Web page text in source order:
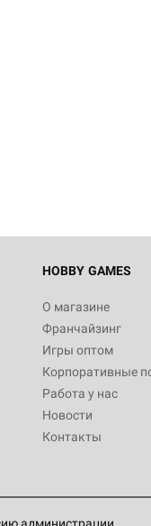
HOBBY GAMES
О магазине
Франчайзинг
Игры оптом
Корпоративные
Работа у нас
Новости
Контакты